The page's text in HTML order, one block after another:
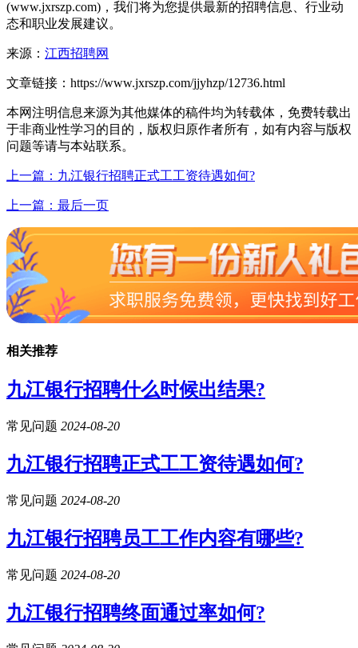
(www.jxrszp.com)，我们将为您提供最新的招聘信息、行业动
态和职业发展建议。
来源： 江西招聘网
文章链接： https://www.jxrszp.com/jjyhzp/12736.html
本网注明信息来源为其他媒体的稿件均为转载体，免费转载出
于非商业性学习的目的，版权归原作者所有，如有内容与版权
问题等请与本站联系。
上一篇：九江银行招聘正式工工资待遇如何?
上一篇：最后一页
相关推荐
九江银行招聘什么时候出结果?
常见问题 2024-08-20
九江银行招聘正式工工资待遇如何?
常见问题 2024-08-20
九江银行招聘员工工作内容有哪些?
常见问题 2024-08-20
九江银行招聘终面通过率如何?